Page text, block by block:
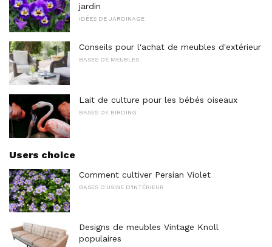
jardin
IDÉES DE JARDINAGE
Conseils pour l'achat de meubles d'extérieur
BASES DE MEUBLES
Lait de culture pour les bébés oiseaux
BASES DE BIRDING
Users choice
Comment cultiver Persian Violet
BASES D'USINE D'INTÉRIEUR
Designs de meubles Vintage Knoll
populaires